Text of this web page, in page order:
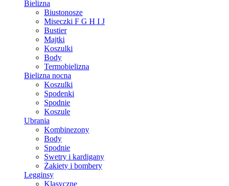
Bielizna
Biustonosze
Miseczki F G H I J
Bustier
Majtki
Koszulki
Body
Termobielizna
Bielizna nocna
Koszulki
Spodenki
Spodnie
Koszule
Ubrania
Kombinezony
Body
Spodnie
Swetry i kardigany
Żakiety i bombery
Legginsy
Klasyczne